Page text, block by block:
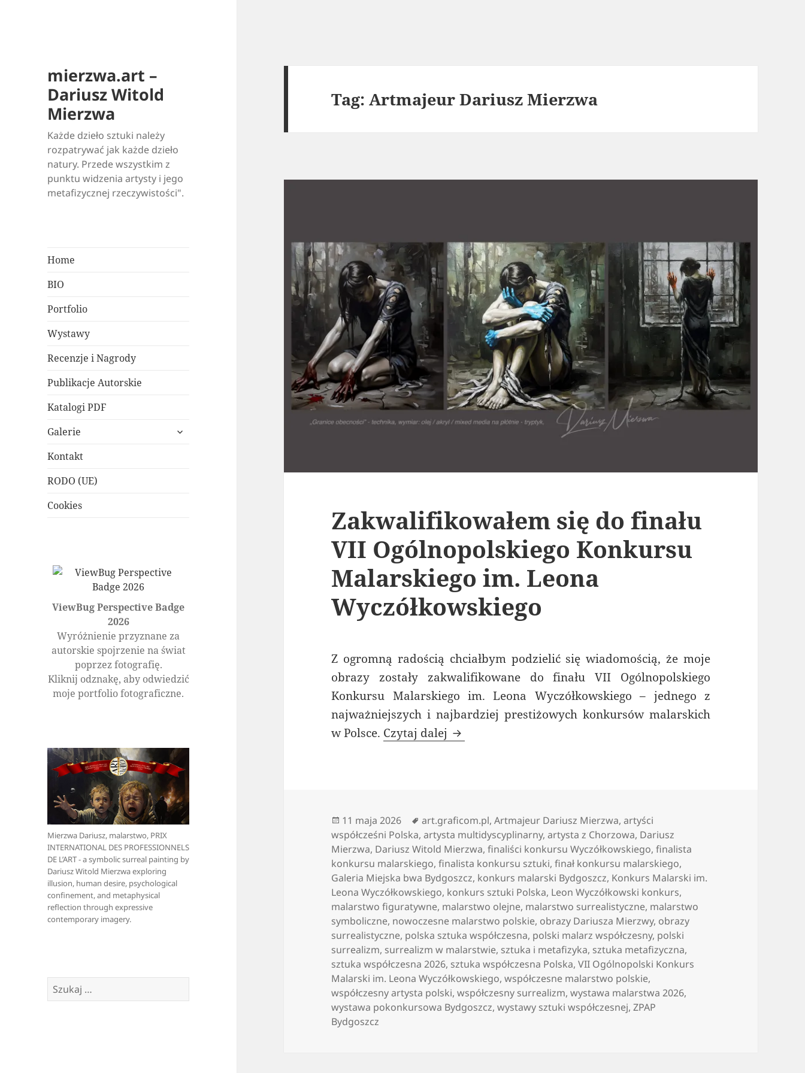
mierzwa.art –
Dariusz Witold
Mierzwa
Każde dzieło sztuki należy
rozpatrywać jak każde dzieło
natury. Przede wszystkim z
punktu widzenia artysty i jego
metafizycznej rzeczywistości".
Home
BIO
Portfolio
Wystawy
Recenzje i Nagrody
Publikacje Autorskie
Katalogi PDF
Galerie
rozwiń
Kontakt
RODO (UE)
Cookies
ViewBug Perspective Badge
2026
Wyróżnienie przyznane za
autorskie spojrzenie na świat
poprzez fotografię.
Kliknij odznakę, aby odwiedzić
moje portfolio fotograficzne.
Mierzwa Dariusz, malarstwo, PRIX
INTERNATIONAL DES PROFESSIONNELS
DE L’ART - a symbolic surreal painting by
Dariusz Witold Mierzwa exploring
illusion, human desire, psychological
confinement, and metaphysical
reflection through expressive
contemporary imagery.
Szukaj:
Tag:Artmajeur Dariusz Mierzwa
Zakwalifikowałem się do finału
VII Ogólnopolskiego Konkursu
Malarskiego im. Leona
Wyczółkowskiego
Z ogromną radością chciałbym podzielić się wiadomością, że moje
obrazy zostały zakwalifikowane do finału VII Ogólnopolskiego
Konkursu Malarskiego im. Leona Wyczółkowskiego – jednego z
najważniejszych i najbardziej prestiżowych konkursów malarskich
w Polsce. Czytaj dalej Zakwalifikowałem się do finału VII Ogólnopolskiego Konkursu
Data
publikacji
11 maja 2026 Tagi
art.graficom.pl,Artmajeur Dariusz Mierzwa,artyści
współcześni Polska,artysta multidyscyplinarny,artysta z Chorzowa, Dariusz
Mierzwa, Dariusz Witold Mierzwa,finaliści konkursu Wyczółkowskiego,finalista
konkursu malarskiego,finalista konkursu sztuki,finał konkursu malarskiego,
Galeria Miejska bwa Bydgoszcz, konkurs malarski Bydgoszcz, Konkurs Malarski im.
Leona Wyczółkowskiego, konkurs sztuki Polska, Leon Wyczółkowski konkurs,
malarstwo figuratywne, malarstwo olejne, malarstwo surrealistyczne, malarstwo
symboliczne, nowoczesne malarstwo polskie, obrazy Dariusza Mierzwy, obrazy
surrealistyczne, polska sztuka współczesna, polski malarz współczesny, polski
surrealizm, surrealizm w malarstwie, sztuka i metafizyka, sztuka metafizyczna,
sztuka współczesna 2026, sztuka współczesna Polska,VII Ogólnopolski Konkurs
Malarski im. Leona Wyczółkowskiego,współczesne malarstwo polskie,
współczesny artysta polski,współczesny surrealizm,wystawa malarstwa 2026,
wystawa pokonkursowa Bydgoszcz,wystawy sztuki współczesnej,ZPAP
Bydgoszcz